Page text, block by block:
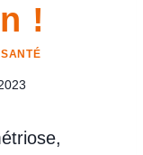
!
SANTÉ